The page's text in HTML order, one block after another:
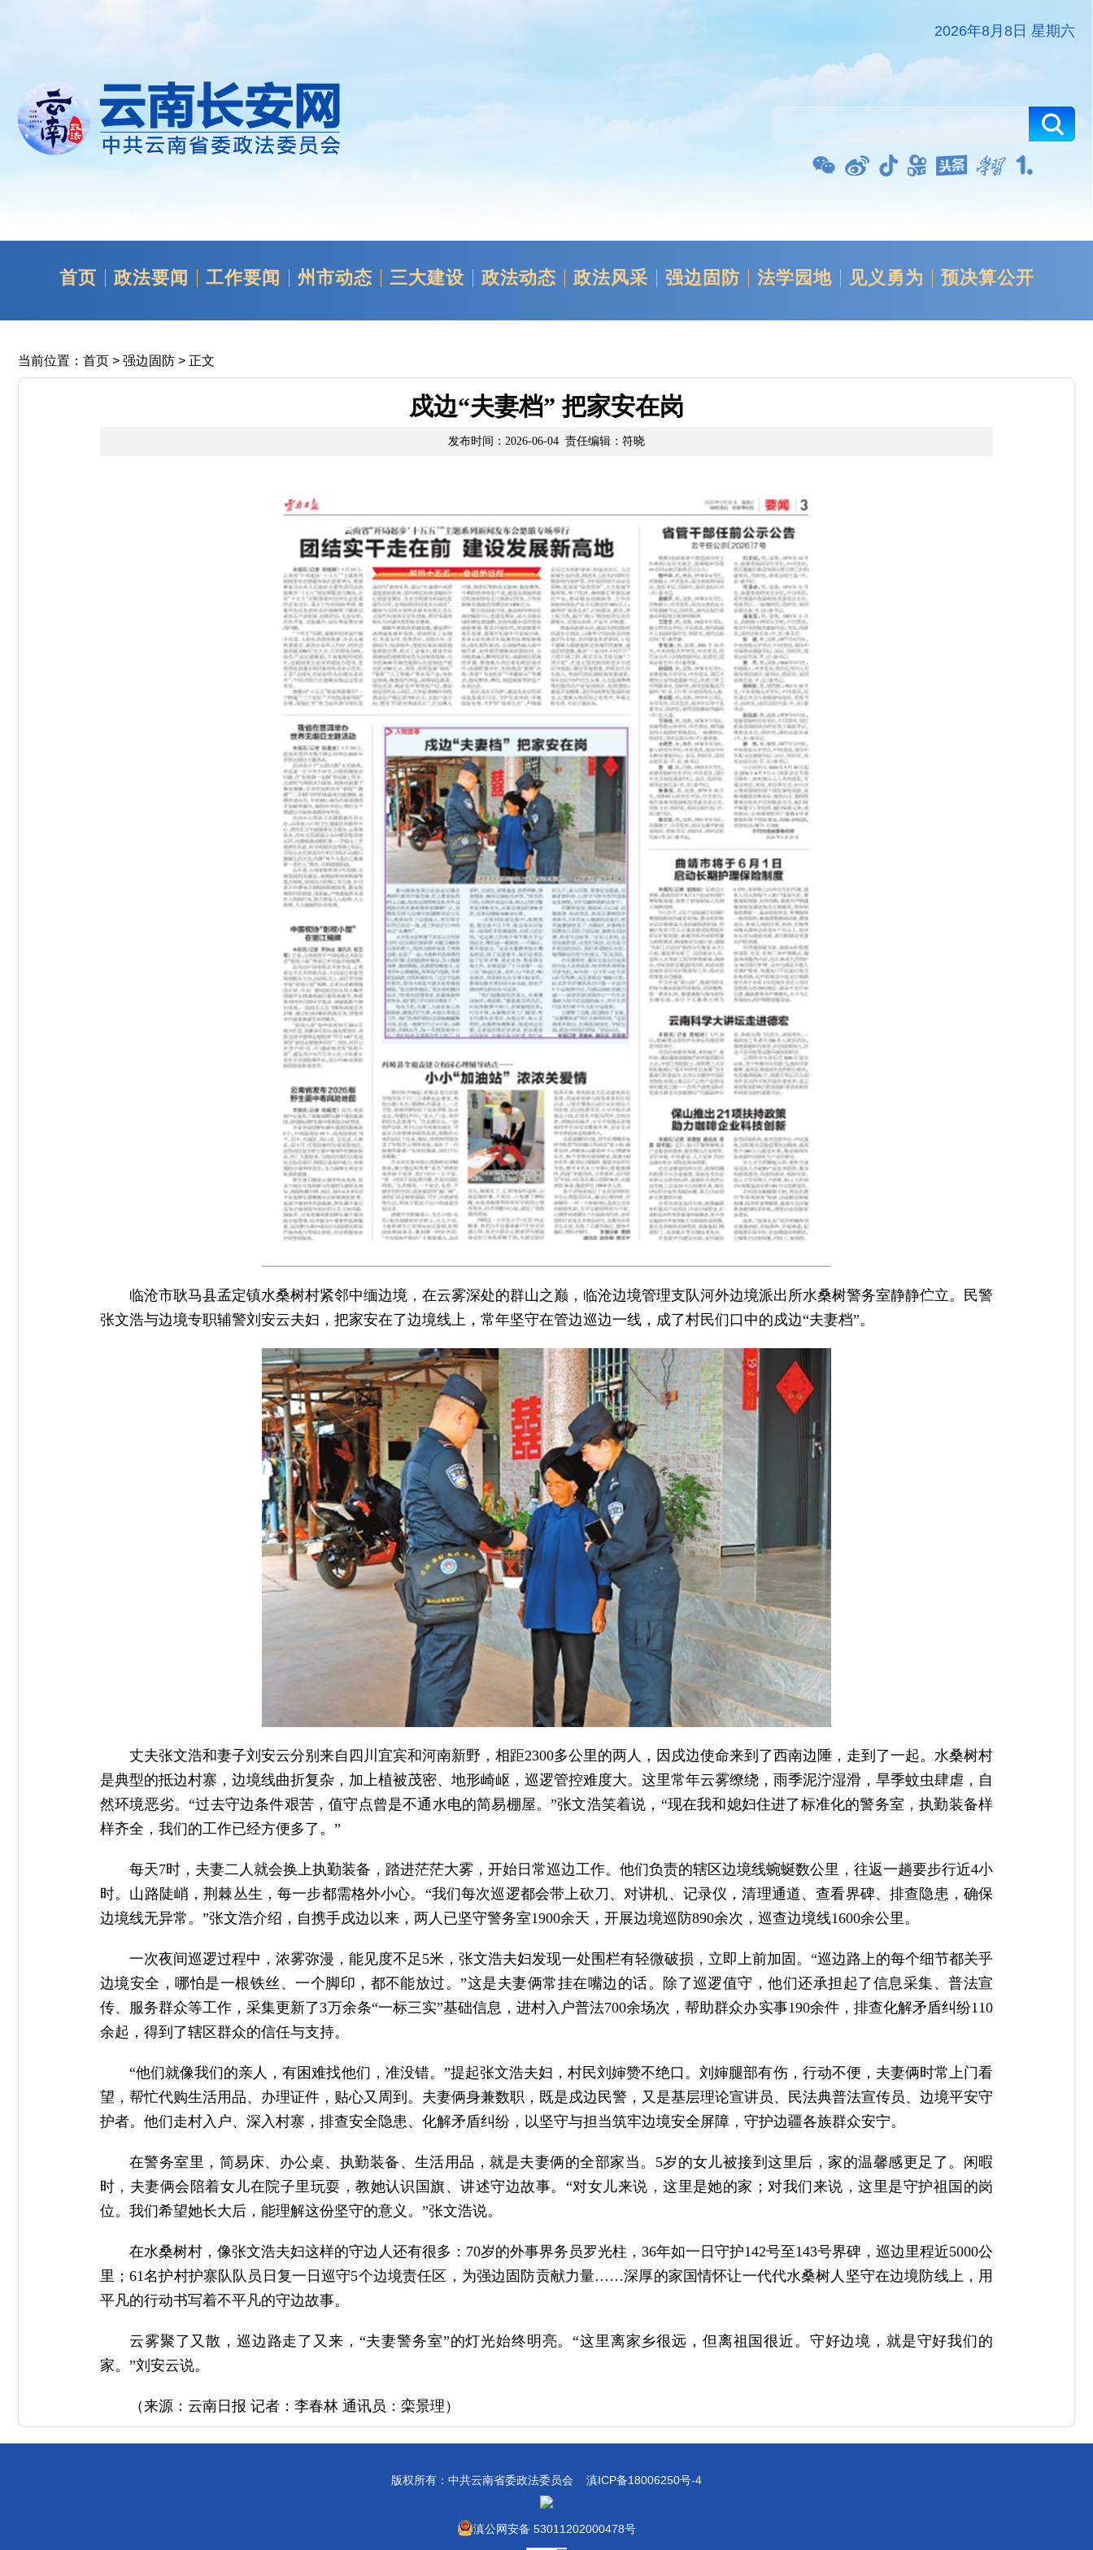
2026年8月8日 星期六
首页 政法要闻 工作要闻 州市动态 三大建设 政法动态 政法风采 强边固防 法学园地 见义勇为 预决算公开
当前位置： 首页 > 强边固防 > 正文
戍边“夫妻档” 把家安在岗
发布时间：2026-06-04 责任编辑：符晓
临沧市耿马县孟定镇水桑树村紧邻中缅边境，在云雾深处的群山之巅，临沧边境管理支队河外边境派出所水桑树警务室静静伫立。民警
张文浩与边境专职辅警刘安云夫妇，把家安在了边境线上，常年坚守在管边巡边一线，成了村民们口中的戍边“夫妻档”。
丈夫张文浩和妻子刘安云分别来自四川宜宾和河南新野，相距2300多公里的两人，因戍边使命来到了西南边陲，走到了一起。水桑树村
是典型的抵边村寨，边境线曲折复杂，加上植被茂密、地形崎岖，巡逻管控难度大。这里常年云雾缭绕，雨季泥泞湿滑，旱季蚊虫肆虐，自
然环境恶劣。“过去守边条件艰苦，值守点曾是不通水电的简易棚屋。”张文浩笑着说，“现在我和媳妇住进了标准化的警务室，执勤装备样
样齐全，我们的工作已经方便多了。”
每天7时，夫妻二人就会换上执勤装备，踏进茫茫大雾，开始日常巡边工作。他们负责的辖区边境线蜿蜒数公里，往返一趟要步行近4小
时。山路陡峭，荆棘丛生，每一步都需格外小心。“我们每次巡逻都会带上砍刀、对讲机、记录仪，清理通道、查看界碑、排查隐患，确保
边境线无异常。”张文浩介绍，自携手戍边以来，两人已坚守警务室1900余天，开展边境巡防890余次，巡查边境线1600余公里。
一次夜间巡逻过程中，浓雾弥漫，能见度不足5米，张文浩夫妇发现一处围栏有轻微破损，立即上前加固。“巡边路上的每个细节都关乎
边境安全，哪怕是一根铁丝、一个脚印，都不能放过。”这是夫妻俩常挂在嘴边的话。除了巡逻值守，他们还承担起了信息采集、普法宣
传、服务群众等工作，采集更新了3万余条“一标三实”基础信息，进村入户普法700余场次，帮助群众办实事190余件，排查化解矛盾纠纷110
余起，得到了辖区群众的信任与支持。
“他们就像我们的亲人，有困难找他们，准没错。”提起张文浩夫妇，村民刘婶赞不绝口。刘婶腿部有伤，行动不便，夫妻俩时常上门看
望，帮忙代购生活用品、办理证件，贴心又周到。夫妻俩身兼数职，既是戍边民警，又是基层理论宣讲员、民法典普法宣传员、边境平安守
护者。他们走村入户、深入村寨，排查安全隐患、化解矛盾纠纷，以坚守与担当筑牢边境安全屏障，守护边疆各族群众安宁。
在警务室里，简易床、办公桌、执勤装备、生活用品，就是夫妻俩的全部家当。5岁的女儿被接到这里后，家的温馨感更足了。闲暇
时，夫妻俩会陪着女儿在院子里玩耍，教她认识国旗、讲述守边故事。“对女儿来说，这里是她的家；对我们来说，这里是守护祖国的岗
位。我们希望她长大后，能理解这份坚守的意义。”张文浩说。
在水桑树村，像张文浩夫妇这样的守边人还有很多：70岁的外事界务员罗光柱，36年如一日守护142号至143号界碑，巡边里程近5000公
里；61名护村护寨队队员日复一日巡守5个边境责任区，为强边固防贡献力量……深厚的家国情怀让一代代水桑树人坚守在边境防线上，用
平凡的行动书写着不平凡的守边故事。
云雾聚了又散，巡边路走了又来，“夫妻警务室”的灯光始终明亮。“这里离家乡很远，但离祖国很近。守好边境，就是守好我们的
家。”刘安云说。
（来源：云南日报 记者：李春林 通讯员：栾景理）
版权所有：中共云南省委政法委员会 滇ICP备18006250号-4
滇公网安备 53011202000478号